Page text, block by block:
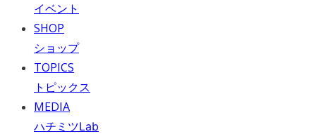
イベント
SHOP
ショップ
TOPICS
トピックス
MEDIA
ハチミツLab